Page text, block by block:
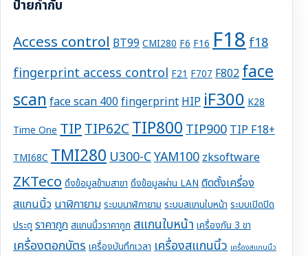
ป้ายกำกับ
Access control BT99 CMI280 F6 F16 F18f18
fingerprint access control F21 F707 F802face
scanface scan 400fingerprintHIPiF300 K28
Time One TIPTIP62CTIP800TIP900TIP F18+
TMI68C TMI280U300-CYAM100zksoftware
ZKTeco ดึงข้อมูลข้ามสาขา ดึงข้อมูลผ่าน LAN ติดตั้งเครื่อง
สแกนนิ้วนาฬิกายาม ระบบนาฬิกายาม ระบบสแกนใบหน้า ระบบเปิดปิด
ประตู ราคาถูก สแกนนิ้วราคาถูก สแกนใบหน้า เครื่องกัน 3 ขา
เครื่องตอกบัตร เครื่องบันทึกเวลา เครื่องสแกนนิ้ว เครื่องสแกนนิ้ว